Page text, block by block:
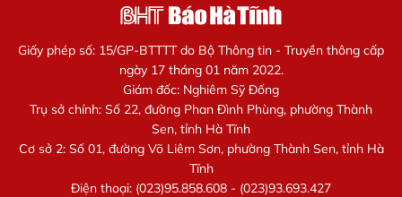
Giấy phép số: 15/GP-BTTTT do Bộ Thông tin - Truyền thông cấp
ngày 17 tháng 01 năm 2022.
Giám đốc: Nghiêm Sỹ Đống
Trụ sở chính: Số 22, đường Phan Đình Phùng, phường Thành
Sen, tỉnh Hà Tĩnh
Cơ sở 2: Số 01, đường Võ Liêm Sơn, phường Thành Sen, tỉnh Hà
Tĩnh
Điện thoại: (023)95.858.608 - (023)93.693.427